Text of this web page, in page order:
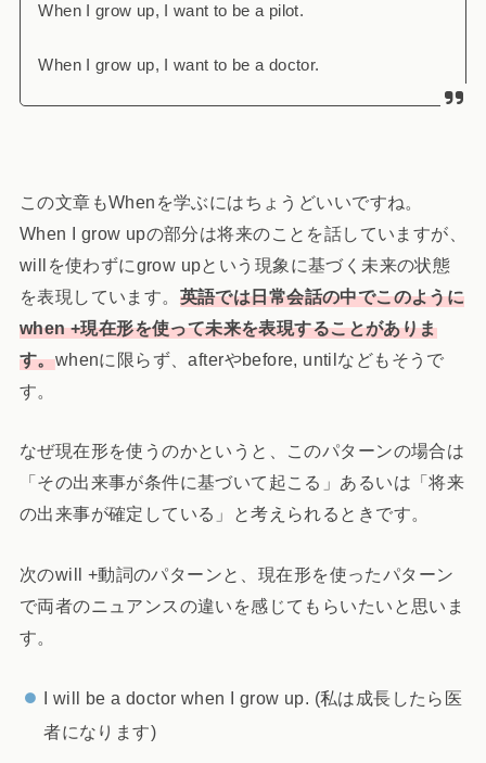
When I grow up, I want to be a pilot.
When I grow up, I want to be a doctor.
この文章もWhenを学ぶにはちょうどいいですね。
When I grow upの部分は将来のことを話していますが、
willを使わずにgrow upという現象に基づく未来の状態
を表現しています。 英語では日常会話の中でこのように
when +現在形を使って未来を表現することがありま
す。whenに限らず、afterやbefore, untilなどもそうで
す。
なぜ現在形を使うのかというと、このパターンの場合は
「その出来事が条件に基づいて起こる」あるいは「将来
の出来事が確定している」と考えられるときです。
次のwill +動詞のパターンと、現在形を使ったパターン
で両者のニュアンスの違いを感じてもらいたいと思いま
す。
I will be a doctor when I grow up. (私は成長したら医
者になります)